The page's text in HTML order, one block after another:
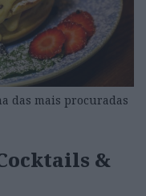
das mais procuradas
&